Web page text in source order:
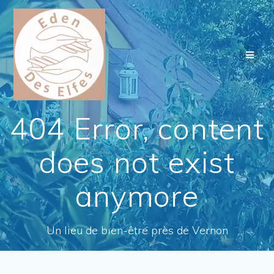
Passer
au
contenu
404 Error, content
does not exist
anymore
Un lieu de bien-être près de Vernon